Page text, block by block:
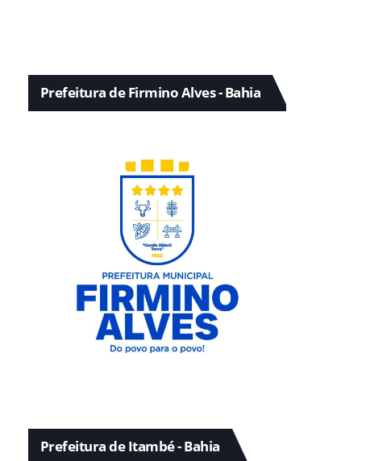
Prefeitura de Firmino Alves - Bahia
Prefeitura de Itambé - Bahia